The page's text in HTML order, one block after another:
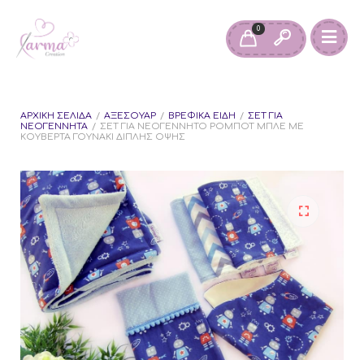
0
ΑΡΧΙΚΉ ΣΕΛΊΔΑ / ΑΞΕΣΟΥΆΡ / ΒΡΕΦΙΚΆ ΕΊΔΗ / ΣΕΤ ΓΙΑ
ΝΕΟΓΈΝΝΗΤΑ / ΣΕΤ ΓΙΑ ΝΕΟΓΈΝΝΗΤΟ ΡΟΜΠΌΤ ΜΠΛΕ ΜΕ
ΚΟΥΒΈΡΤΑ ΓΟΥΝΆΚΙ ΔΙΠΛΉΣ ΌΨΗΣ